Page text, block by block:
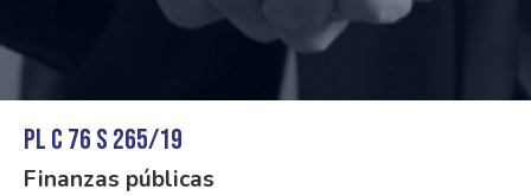
PL C 76 S 265/19
Finanzas públicas